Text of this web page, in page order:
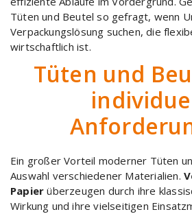
Tüten und Beutel so gefragt, wenn
Verpackungslösung suchen, die
wirtschaftlich ist.
Tüten und
Ein großer Vorteil moderner Tüten
Auswahl verschiedener Materialien.
Papier überzeugen durch ihre
Wirkung und ihre vielseitigen